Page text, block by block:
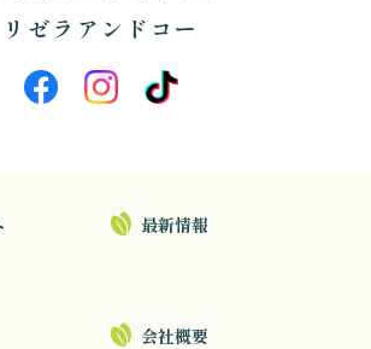
リゼラアンドコー
最新情報
会社概要